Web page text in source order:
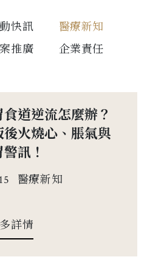
快訊
醫療新知
推廣 企業責任
道逆流怎麼辦？
火燒心、脹氣與
訊！
醫療新知
詳情